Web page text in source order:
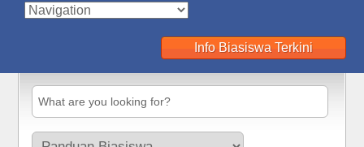
Info Biasiswa Terkini